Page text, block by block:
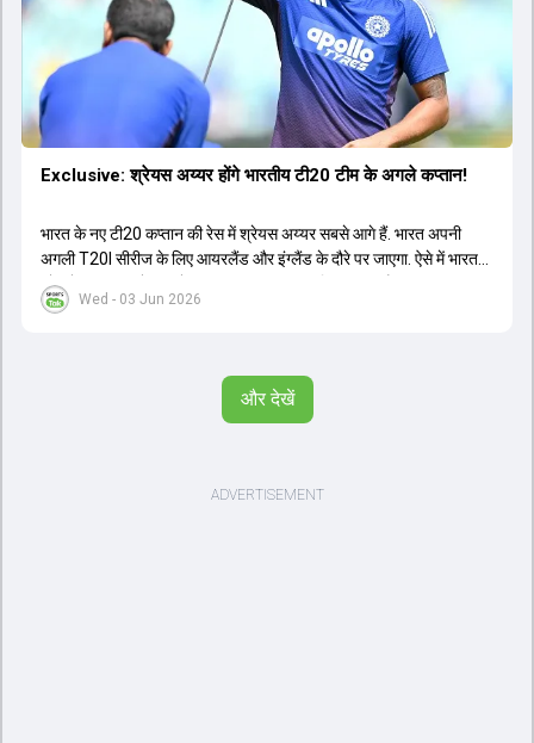
Wed - 03 Jun 2026
Exclusive: श्रेयस अय्यर होंगे भारतीय टी20 टीम के अगले कप्तान!
भारत के नए टी20 कप्तान की रेस में श्रेयस अय्यर सबसे आगे हैं. भारत अपनी
अगली T20I सीरीज के लिए आयरलैंड और इंग्लैंड के दौरे पर जाएगा. ऐसे में भारत
को श्रेयस अय्यर के रूप में एक नया T20I कप्तान मिल सकता है.
और देखें